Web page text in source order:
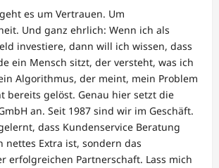
es um Vertrauen. Um
Und ganz ehrlich: Wenn ich als
investiere, dann will ich wissen, dass
ein Mensch sitzt, der versteht, was ich
Algorithmus, der meint, mein Problem
bereits gelöst. Genau hier setzt die
an. Seit 1987 sind wir im Geschäft.
dass Kundenservice Beratung
nettes Extra ist, sondern das
erfolgreichen Partnerschaft. Lass mich